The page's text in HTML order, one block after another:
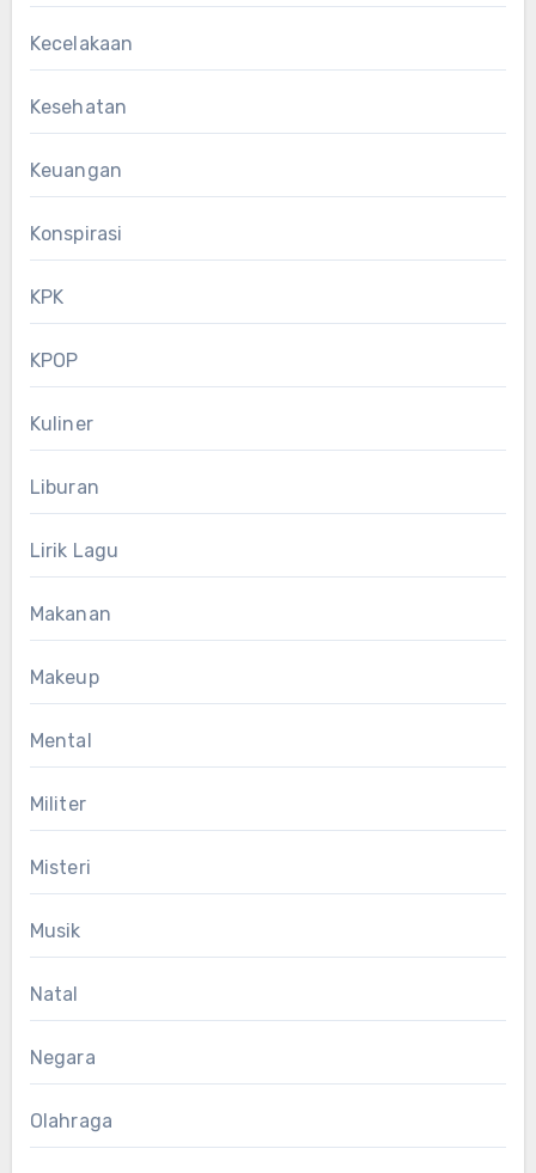
Kecelakaan
Kesehatan
Keuangan
Konspirasi
KPK
KPOP
Kuliner
Liburan
Lirik Lagu
Makanan
Makeup
Mental
Militer
Misteri
Musik
Natal
Negara
Olahraga